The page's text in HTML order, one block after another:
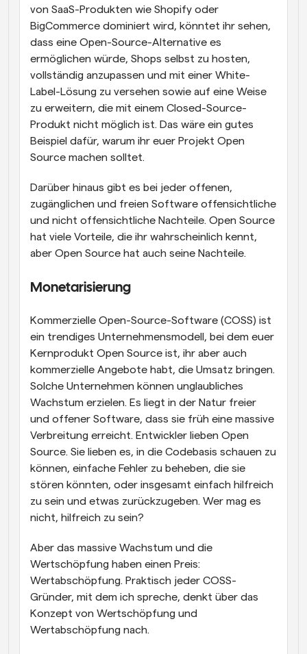
von SaaS-Produkten wie Shopify oder
BigCommerce dominiert wird, könntet ihr sehen,
dass eine Open-Source-Alternative es
ermöglichen würde, Shops selbst zu hosten,
vollständig anzupassen und mit einer White-
Label-Lösung zu versehen sowie auf eine Weise
zu erweitern, die mit einem Closed-Source-
Produkt nicht möglich ist. Das wäre ein gutes
Beispiel dafür, warum ihr euer Projekt Open
Source machen solltet.
Darüber hinaus gibt es bei jeder offenen,
zugänglichen und freien Software offensichtliche
und nicht offensichtliche Nachteile. Open Source
hat viele Vorteile, die ihr wahrscheinlich kennt,
aber Open Source hat auch seine Nachteile.
Monetarisierung
Kommerzielle Open-Source-Software (COSS) ist
ein trendiges Unternehmensmodell, bei dem euer
Kernprodukt Open Source ist, ihr aber auch
kommerzielle Angebote habt, die Umsatz bringen.
Solche Unternehmen können unglaubliches
Wachstum erzielen. Es liegt in der Natur freier
und offener Software, dass sie früh eine massive
Verbreitung erreicht. Entwickler lieben Open
Source. Sie lieben es, in die Codebasis schauen zu
können, einfache Fehler zu beheben, die sie
stören könnten, oder insgesamt einfach hilfreich
zu sein und etwas zurückzugeben. Wer mag es
nicht, hilfreich zu sein?
Aber das massive Wachstum und die
Wertschöpfung haben einen Preis:
Wertabschöpfung. Praktisch jeder COSS-
Gründer, mit dem ich spreche, denkt über das
Konzept von Wertschöpfung und
Wertabschöpfung nach.